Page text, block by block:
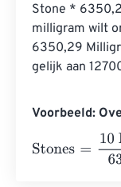
Stone *
milligram wilt
6350,29
gelijk aan
Voorbeeld:
Stones
10